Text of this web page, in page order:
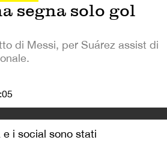
segna solo gol
di Messi, per Suárez assist di
e i social sono stati